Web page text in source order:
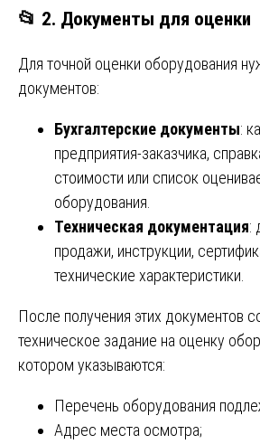
📂 2. Документы для оценки
Для точной оценки оборудования
документов:
Бухгалтерские документы:
предприятия-заказчика,
стоимости или список
оборудования.
Техническая документация:
продажи, инструкции,
технические характеристики.
После получения этих документов
техническое задание на оценку
котором указываются:
Перечень оборудования
Адрес места осмотра;